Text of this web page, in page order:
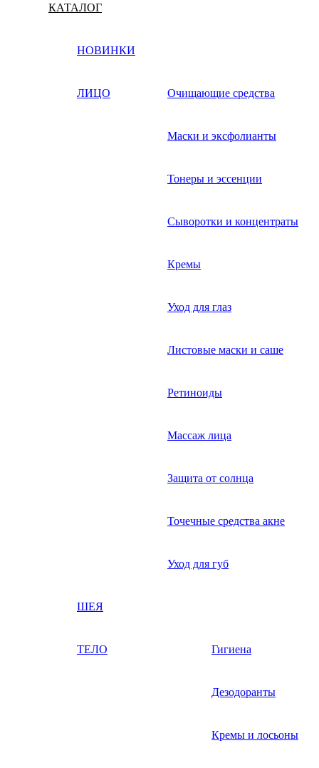
КАТАЛОГ
НОВИНКИ
ЛИЦО Очищающие средства
Маски и эксфолианты
Тонеры и эссенции
Сыворотки и концентраты
Кремы
Уход для глаз
Листовые маски и саше
Ретиноиды
Массаж лица
Защита от солнца
Точечные средства акне
Уход для губ
ШЕЯ
ТЕЛО Гигиена
Дезодоранты
Кремы и лосьоны